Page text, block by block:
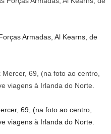
Armadas, Al Kearns, de
69, (na foto ao centro,
viagens à Irlanda do Norte.